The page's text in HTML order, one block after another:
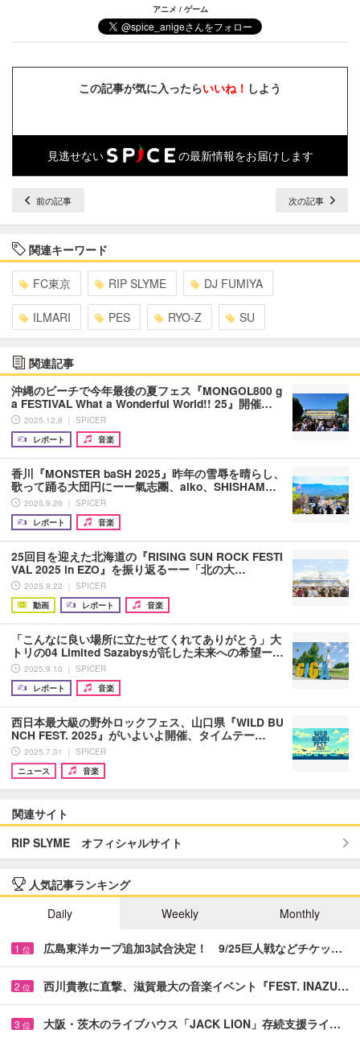
アニメ / ゲーム
この記事が気に入ったらいいね！ しよう
見逃せない の最新情報をお届けします
前の記事 次の記事
関連キーワード
FC東京 RIP SLYME DJ FUMIYA
ILMARI PES RYO-Z SU
関連記事
沖縄のビーチで今年最後の夏フェス『MONGOL800 g
a FESTIVAL What a Wonderful World!! 25』開催…
2025.12.8 ｜ SPICER
レポート
音楽
香川『MONSTER baSH 2025』昨年の雪辱を晴らし、
歌って踊る大団円にーー氣志團、aiko、SHISHAM…
2025.9.26 ｜ SPICER
レポート
音楽
25回目を迎えた北海道の『RISING SUN ROCK FESTI
VAL 2025 in EZO』を振り返るーー「北の大…
2025.9.22 ｜ SPICER
動画
レポート 音楽
「こんなに良い場所に立たせてくれてありがとう」大
トリの04 Limited Sazabysが託した未来への希望ー…
2025.9.10 ｜ SPICER
レポート
音楽
西日本最大級の野外ロックフェス、山口県『WILD BU
NCH FEST. 2025』がいよいよ開催、タイムテー…
2025.7.31 ｜ SPICER
ニュース
音楽
関連サイト
RIP SLYME オフィシャルサイト
人気記事ランキング
Daily
Weekly Monthly
1 位 広島東洋カープ追加3試合決定！ 9/25巨人戦などチケッ…
2 位 西川貴教に直撃、滋賀最大の音楽イベント『FEST. INAZU…
3 位 大阪・茨木のライブハウス「JACK LION」存続支援ライ…